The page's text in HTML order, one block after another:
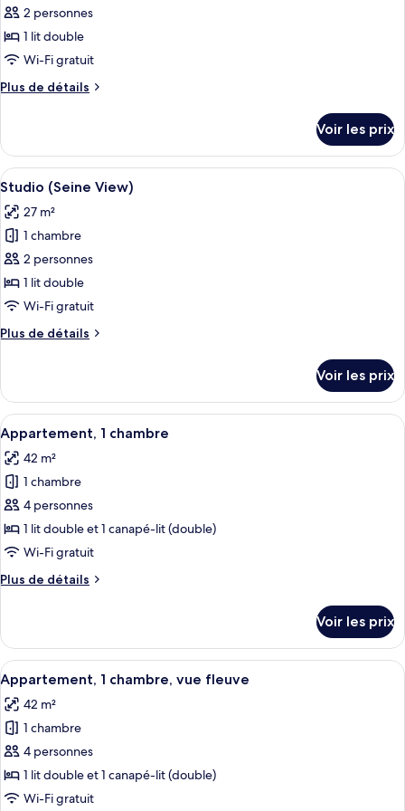
pour
ce
type
chambre :
2 personnes
1 lit double
Wi-Fi gratuit
Plus de détails
Plus
le
type
de
chambre
Studio
Deluxe
Voir les prix
Afficher
toutes
les
photos
pour
ce
type
chambre :
View)
Studio (Seine View) | Coffres-forts
6
Studio (Seine View)
27 m²
1 chambre
2 personnes
1 lit double
Wi-Fi gratuit
Plus de détails
Plus
le
type
de
chambre
Studio
(Seine
View)
Voir les prix
Afficher
toutes
les
photos
pour
ce
type
chambre :
chambre
Appartement, 1 chambre | Coffres-
7
Appartement, 1 chambre
42 m²
1 chambre
4 personnes
1 lit double et 1 canapé-lit (double)
Wi-Fi gratuit
Plus de détails
Plus
le
type
de
chambre
Appartement,
chambre
Voir les prix
Afficher
toutes
les
photos
pour
ce
type
Une chambre d’hôtel avec un
6
Appartement, 1 chambre, vue fleuve
42 m²
1 chambre
4 personnes
1 lit double et 1 canapé-lit (double)
Wi-Fi gratuit